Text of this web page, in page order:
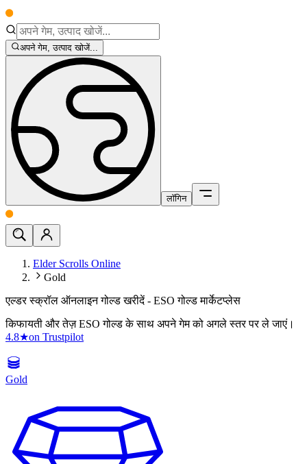
अपने गेम, उत्पाद खोजें...
लॉगिन
Elder Scrolls Online
Gold
एल्डर स्क्रॉल ऑनलाइन गोल्ड खरीदें - ESO गोल्ड मार्केटप्लेस
किफायती और तेज़ ESO गोल्ड के साथ अपने गेम को अगले स्तर पर ले जाएं।
4.8★on Trustpilot
Gold